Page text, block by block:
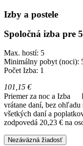
Izby a postele
Spoločná izba pre
Max. hostí: 5
Minimálny pobyt (noci):
Počet Izba: 1
101,15 €
Priemer za noc a Izba
vrátane daní, bez ohľadu
všetkých daní a
zodpovedá 20,23 € na
Nezáväzná žiadosť